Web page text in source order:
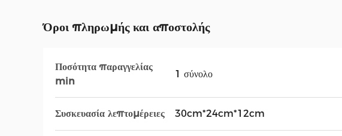
Όροι πληρωμής και αποστολής
Ποσότητα παραγγελίας
min
1 σύνολο
Συσκευασία λεπτομέρειες 30cm*24cm*12cm